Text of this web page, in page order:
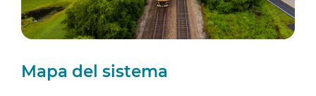
Mapa del sistema